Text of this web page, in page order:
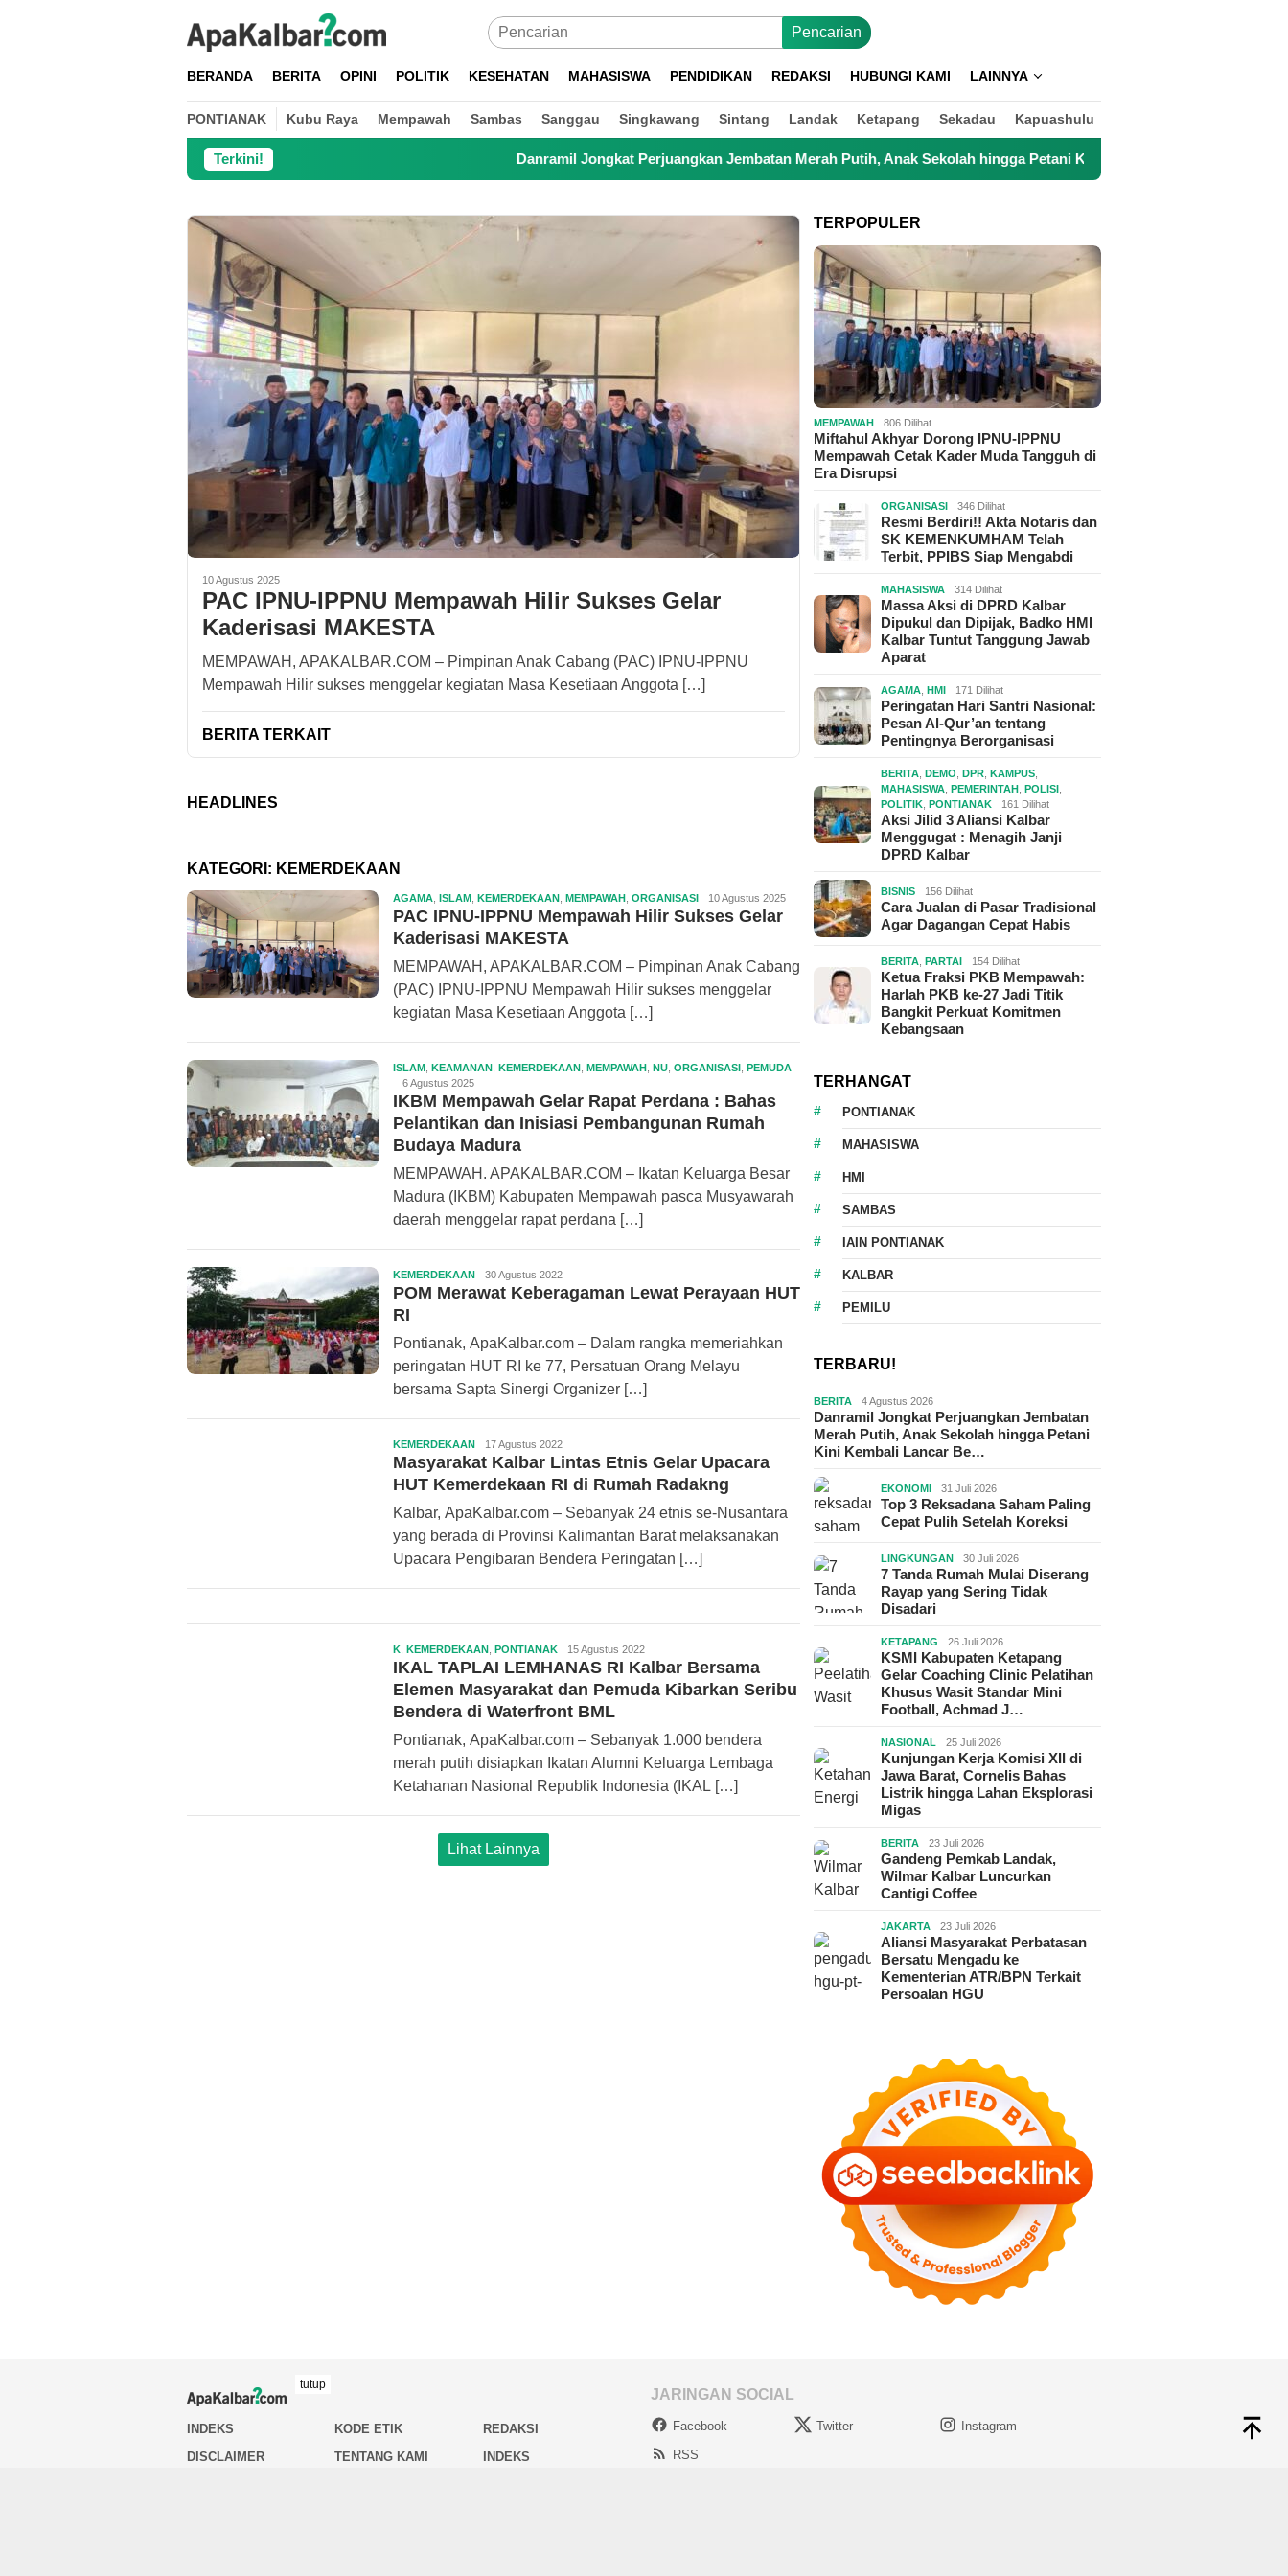
Pencarian
BERANDA BERITA OPINI POLITIK KESEHATAN MAHASISWA PENDIDIKAN REDAKSI HUBUNGI KAMI LAINNYA
PONTIANAK Kubu Raya Mempawah Sambas Sanggau Singkawang Sintang Landak Ketapang Sekadau Kapuashulu
Terkini! Danramil Jongkat Perjuangkan Jembatan Merah Putih, Anak Sekolah hingga Petani Kini Kembali Lancar Beraktivitas
10 Agustus 2025
PAC IPNU-IPPNU Mempawah Hilir Sukses Gelar
Kaderisasi MAKESTA
MEMPAWAH, APAKALBAR.COM – Pimpinan Anak Cabang (PAC) IPNU-IPPNU
Mempawah Hilir sukses menggelar kegiatan Masa Kesetiaan Anggota […]
BERITA TERKAIT
HEADLINES
KATEGORI: KEMERDEKAAN
AGAMA ISLAM KEMERDEKAAN MEMPAWAH ORGANISASI Redaksi
ApaKalbar.com
10 Agustus 2025
PAC IPNU-IPPNU Mempawah Hilir Sukses Gelar
Kaderisasi MAKESTA
MEMPAWAH, APAKALBAR.COM – Pimpinan Anak Cabang
(PAC) IPNU-IPPNU Mempawah Hilir sukses menggelar
kegiatan Masa Kesetiaan Anggota […]
ISLAM KEAMANAN KEMERDEKAAN MEMPAWAH NU ORGANISASI PEMUDA
ApaKalbar.com
6 Agustus 2025
IKBM Mempawah Gelar Rapat Perdana : Bahas
Pelantikan dan Inisiasi Pembangunan Rumah
Budaya Madura
MEMPAWAH. APAKALBAR.COM – Ikatan Keluarga Besar
Madura (IKBM) Kabupaten Mempawah pasca Musyawarah
daerah menggelar rapat perdana […]
KEMERDEKAAN Redaksi
ApaKalbar.com
30 Agustus 2022
POM Merawat Keberagaman Lewat Perayaan HUT
RI
Pontianak, ApaKalbar.com – Dalam rangka memeriahkan
peringatan HUT RI ke 77, Persatuan Orang Melayu
bersama Sapta Sinergi Organizer […]
KEMERDEKAAN Redaksi
ApaKalbar.com
17 Agustus 2022
Masyarakat Kalbar Lintas Etnis Gelar Upacara
HUT Kemerdekaan RI di Rumah Radakng
Kalbar, ApaKalbar.com – Sebanyak 24 etnis se-Nusantara
yang berada di Provinsi Kalimantan Barat melaksanakan
Upacara Pengibaran Bendera Peringatan […]
K KEMERDEKAAN PONTIANAK Redaksi
ApaKalbar.com
15 Agustus 2022
IKAL TAPLAI LEMHANAS RI Kalbar Bersama
Elemen Masyarakat dan Pemuda Kibarkan Seribu
Bendera di Waterfront BML
Pontianak, ApaKalbar.com – Sebanyak 1.000 bendera
merah putih disiapkan Ikatan Alumni Keluarga Lembaga
Ketahanan Nasional Republik Indonesia (IKAL […]
Lihat Lainnya
TERPOPULER
MEMPAWAH 806 Dilihat
Miftahul Akhyar Dorong IPNU-IPPNU
Mempawah Cetak Kader Muda Tangguh di
Era Disrupsi
ORGANISASI 346 Dilihat
Resmi Berdiri!! Akta Notaris dan
SK KEMENKUMHAM Telah
Terbit, PPIBS Siap Mengabdi
MAHASISWA 314 Dilihat
Massa Aksi di DPRD Kalbar
Dipukul dan Dipijak, Badko HMI
Kalbar Tuntut Tanggung Jawab
Aparat
AGAMA ,HMI 171 Dilihat
Peringatan Hari Santri Nasional:
Pesan Al-Qur’an tentang
Pentingnya Berorganisasi
BERITA ,DEMO ,DPR ,KAMPUS
MAHASISWA ,PEMERINTAH ,POLISI
POLITIK ,PONTIANAK 161 Dilihat
Aksi Jilid 3 Aliansi Kalbar
Menggugat : Menagih Janji
DPRD Kalbar
BISNIS 156 Dilihat
Cara Jualan di Pasar Tradisional
Agar Dagangan Cepat Habis
BERITA ,PARTAI 154 Dilihat
Ketua Fraksi PKB Mempawah:
Harlah PKB ke-27 Jadi Titik
Bangkit Perkuat Komitmen
Kebangsaan
TERHANGAT
PONTIANAK
MAHASISWA
HMI
SAMBAS
IAIN PONTIANAK
KALBAR
PEMILU
TERBARU!
BERITA 4 Agustus 2026
Danramil Jongkat Perjuangkan Jembatan
Merah Putih, Anak Sekolah hingga Petani
Kini Kembali Lancar Be…
EKONOMI 31 Juli 2026
Top 3 Reksadana Saham Paling
Cepat Pulih Setelah Koreksi
LINGKUNGAN 30 Juli 2026
7 Tanda Rumah Mulai Diserang
Rayap yang Sering Tidak
Disadari
KETAPANG 26 Juli 2026
KSMI Kabupaten Ketapang
Gelar Coaching Clinic Pelatihan
Khusus Wasit Standar Mini
Football, Achmad J…
NASIONAL 25 Juli 2026
Kunjungan Kerja Komisi XII di
Jawa Barat, Cornelis Bahas
Listrik hingga Lahan Eksplorasi
Migas
BERITA 23 Juli 2026
Gandeng Pemkab Landak,
Wilmar Kalbar Luncurkan
Cantigi Coffee
JAKARTA 23 Juli 2026
Aliansi Masyarakat Perbatasan
Bersatu Mengadu ke
Kementerian ATR/BPN Terkait
Persoalan HGU
INDEKS KODE ETIK
REDAKSI
DISCLAIMER
TENTANG KAMI
INDEKS
JARINGAN SOCIAL
Facebook Twitter
Instagram
RSS
tutup